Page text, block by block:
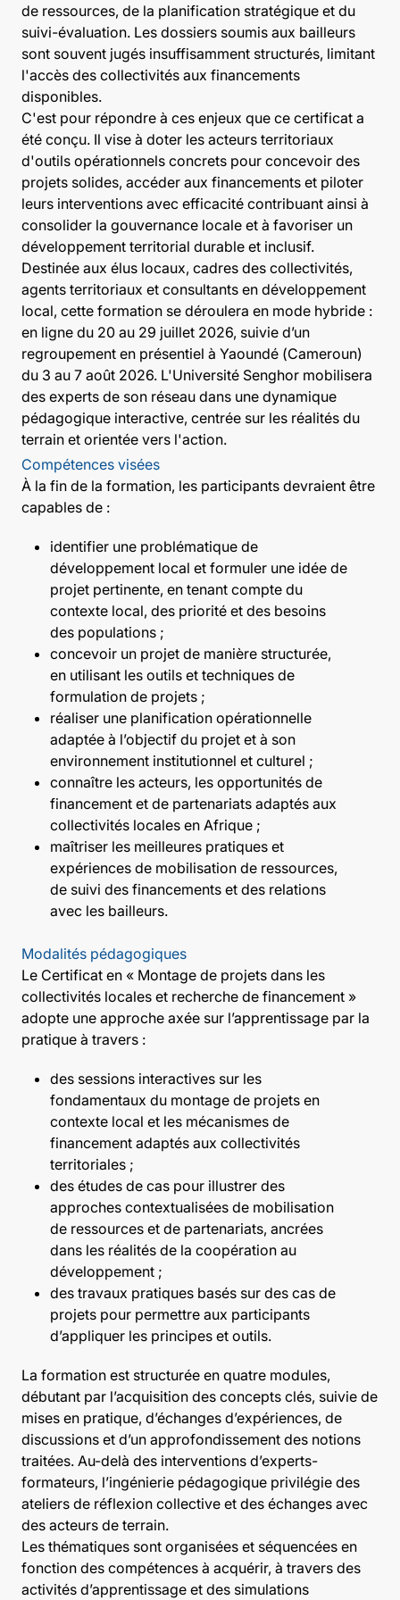
de ressources, de la planification stratégique et du
suivi-évaluation. Les dossiers soumis aux bailleurs
sont souvent jugés insuffisamment structurés, limitant
l'accès des collectivités aux financements
disponibles.
C'est pour répondre à ces enjeux que ce certificat a
été conçu. Il vise à doter les acteurs territoriaux
d'outils opérationnels concrets pour concevoir des
projets solides, accéder aux financements et piloter
leurs interventions avec efficacité contribuant ainsi à
consolider la gouvernance locale et à favoriser un
développement territorial durable et inclusif.
Destinée aux élus locaux, cadres des collectivités,
agents territoriaux et consultants en développement
local, cette formation se déroulera en mode hybride :
en ligne du 20 au 29 juillet 2026, suivie d’un
regroupement en présentiel à Yaoundé (Cameroun)
du 3 au 7 août 2026. L'Université Senghor mobilisera
des experts de son réseau dans une dynamique
pédagogique interactive, centrée sur les réalités du
terrain et orientée vers l'action.
Compétences visées
À la fin de la formation, les participants devraient être
capables de :
identifier une problématique de
développement local et formuler une idée de
projet pertinente, en tenant compte du
contexte local, des priorité et des besoins
des populations ;
concevoir un projet de manière structurée,
en utilisant les outils et techniques de
formulation de projets ;
réaliser une planification opérationnelle
adaptée à l’objectif du projet et à son
environnement institutionnel et culturel ;
connaître les acteurs, les opportunités de
financement et de partenariats adaptés aux
collectivités locales en Afrique ;
maîtriser les meilleures pratiques et
expériences de mobilisation de ressources,
de suivi des financements et des relations
avec les bailleurs.
Modalités pédagogiques
Le Certificat en « Montage de projets dans les
collectivités locales et recherche de financement »
adopte une approche axée sur l’apprentissage par la
pratique à travers :
des sessions interactives sur les
fondamentaux du montage de projets en
contexte local et les mécanismes de
financement adaptés aux collectivités
territoriales ;
des études de cas pour illustrer des
approches contextualisées de mobilisation
de ressources et de partenariats, ancrées
dans les réalités de la coopération au
développement ;
des travaux pratiques basés sur des cas de
projets pour permettre aux participants
d’appliquer les principes et outils.
La formation est structurée en quatre modules,
débutant par l’acquisition des concepts clés, suivie de
mises en pratique, d’échanges d’expériences, de
discussions et d’un approfondissement des notions
traitées. Au-delà des interventions d’experts-
formateurs, l’ingénierie pédagogique privilégie des
ateliers de réflexion collective et des échanges avec
des acteurs de terrain.
Les thématiques sont organisées et séquencées en
fonction des compétences à acquérir, à travers des
activités d’apprentissage et des simulations